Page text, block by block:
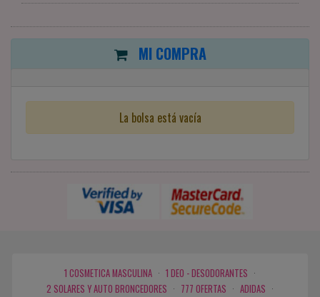
MI COMPRA
La bolsa está vacía
1 COSMETICA MASCULINA · 1 DEO - DESODORANTES ·
2 SOLARES Y AUTO BRONCEDORES · 777 OFERTAS · ADIDAS ·